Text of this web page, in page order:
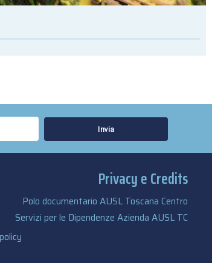
Invia
Privacy e Credits
Polo documentario AUSL Toscana Centro
Servizi per le Dipendenze Azienda AUSL TC